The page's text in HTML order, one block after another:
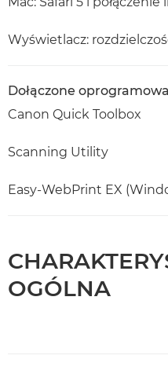
Wyświetlacz:
Dołączone
Canon Quick Toolbox
Scanning Utility
Easy-WebPrint EX
OGÓLNA